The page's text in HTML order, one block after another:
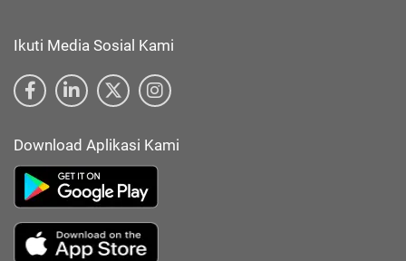
Ikuti Media Sosial Kami
Download Aplikasi Kami